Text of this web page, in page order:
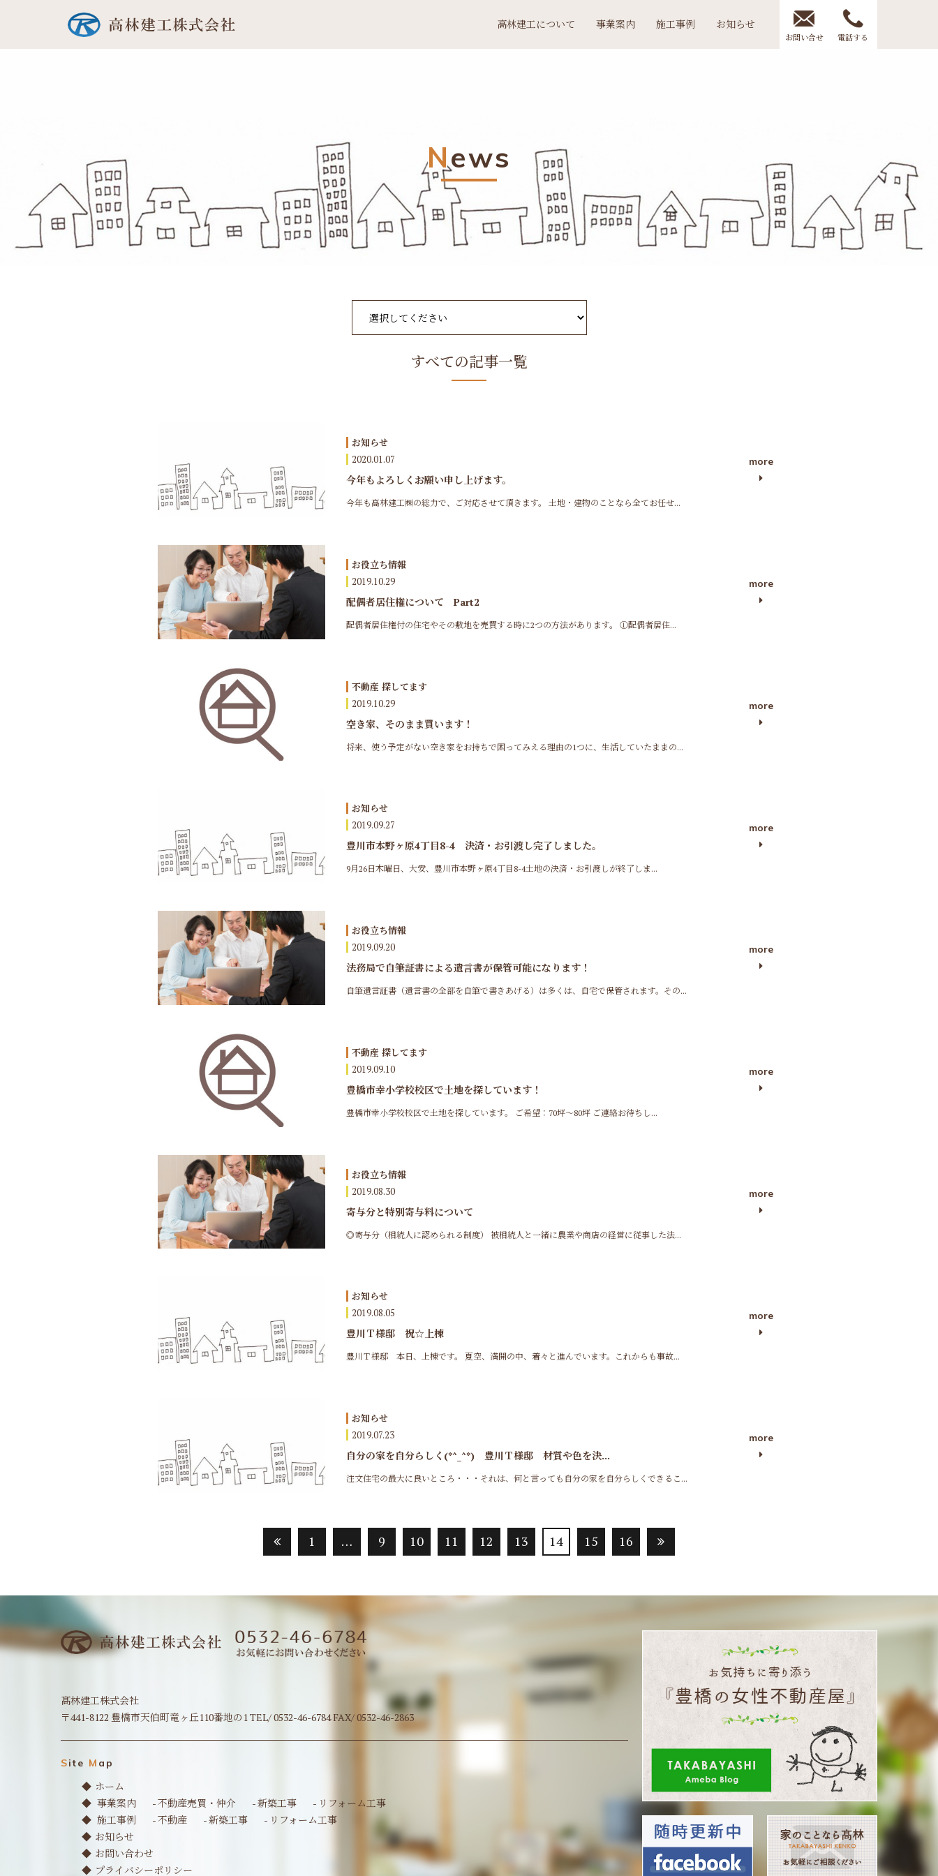
高林建工について 事業案内 施工事例 お知らせ
お問い合せ 電話する
News
すべての記事一覧
お知らせ
2020.01.07
今年もよろしくお願い申し上げます。
今年も髙林建工㈱の総力で、ご対応させて頂きます。 土地・建物のことなら全てお任せ...
more
お役立ち情報
2019.10.29
配偶者居住権について Part2
配偶者居住権付の住宅やその敷地を売買する時に2つの方法があります。 ①配偶者居住...
more
不動産 探してます
2019.10.29
空き家、そのまま買います！
将来、使う予定がない空き家をお持ちで困ってみえる理由の1つに、生活していたままの...
more
お知らせ
2019.09.27
豊川市本野ヶ原4丁目8-4 決済・お引渡し完了しました。
9月26日木曜日、大安、豊川市本野ヶ原4丁目8-4土地の決済・お引渡しが終了しま...
more
お役立ち情報
2019.09.20
法務局で自筆証書による遺言書が保管可能になります！
自筆遺言証書（遺言書の全部を自筆で書きあげる）は多くは、自宅で保管されます。その...
more
不動産 探してます
2019.09.10
豊橋市幸小学校校区で土地を探しています！
豊橋市幸小学校校区で土地を探しています。 ご希望：70坪～80坪 ご連絡お待ちし...
more
お役立ち情報
2019.08.30
寄与分と特別寄与料について
◎寄与分（相続人に認められる制度） 被相続人と一緒に農業や商店の経営に従事した法...
more
お知らせ
2019.08.05
豊川Ｔ様邸 祝☆上棟
豊川Ｔ様邸 本日、上棟です。 夏空、満開の中、着々と進んでいます。これからも事故...
more
お知らせ
2019.07.23
自分の家を自分らしく(*^_^*) 豊川Ｔ様邸 材質や色を決...
注文住宅の最大に良いところ・・・それは、何と言っても自分の家を自分らしくできるこ...
more
1 … 9 10 11 12 13 14 15 16
髙林建工株式会社
〒441-8122 豊橋市天伯町竜ヶ丘110番地の1 TEL/ 0532-46-6784 FAX/ 0532-46-2863
Site M ap
ホーム
事業案内
- 不動産売買・仲介 - 新築工事
- リフォーム工事
施工事例
- 不動産 - 新築工事
- リフォーム工事
お知らせ
お問い合わせ
プライバシーポリシー